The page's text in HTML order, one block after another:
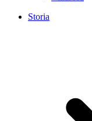
Storia